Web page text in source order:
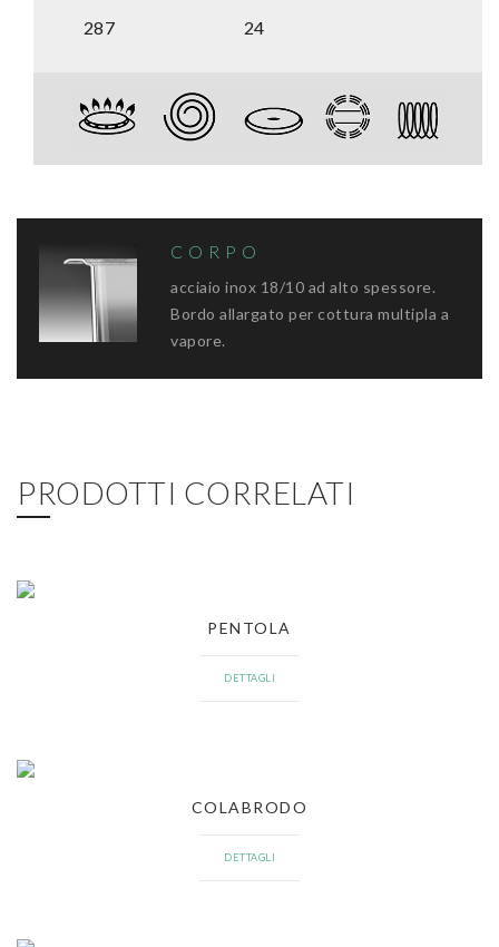
287 24
CORPO
acciaio inox 18/10 ad alto spessore.
Bordo allargato per cottura multipla a
vapore.
PRODOTTI CORRELATI
PENTOLA
DETTAGLI
COLABRODO
DETTAGLI